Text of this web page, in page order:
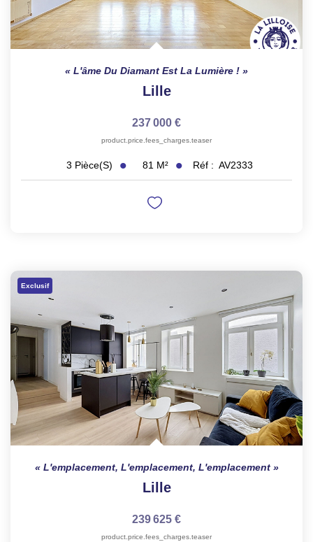
L'âme Du Diamant Est La Lumière !
Lille
237 000 €
product.price.fees_charges.teaser
3 Pièce(s) 81 M² Réf : AV2333
Exclusif
L'emplacement, L'emplacement, L'emplacement
Lille
239 625 €
product.price.fees_charges.teaser